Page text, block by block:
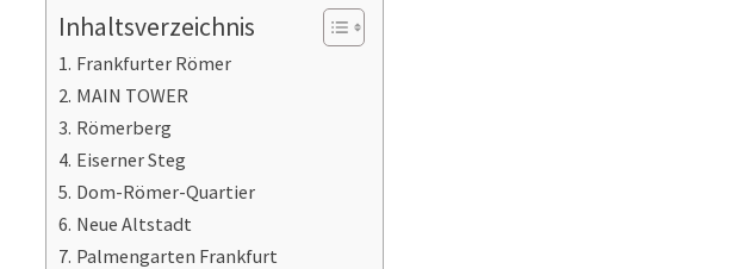
Inhaltsverzeichnis
Frankfurter Römer
MAIN TOWER
Römerberg
Eiserner Steg
Dom-Römer-Quartier
Neue Altstadt
Palmengarten Frankfurt